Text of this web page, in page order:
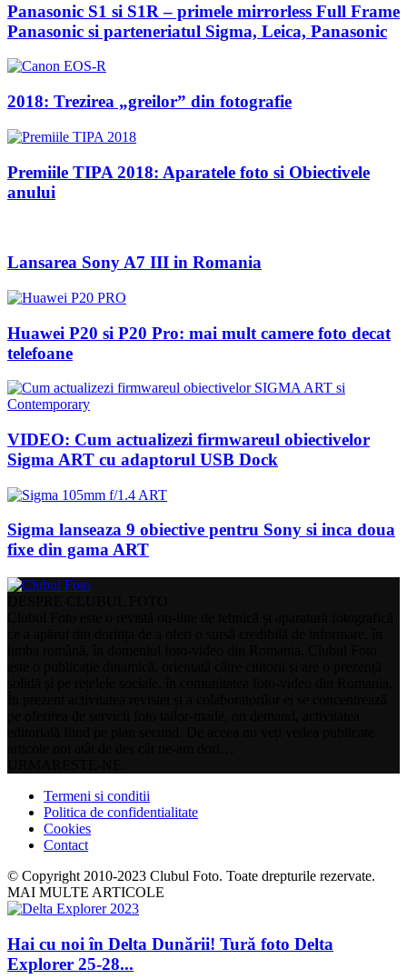
Panasonic S1 si S1R – primele mirrorless Full Frame
Panasonic si parteneriatul Sigma, Leica, Panasonic
2018: Trezirea „greilor” din fotografie
Premiile TIPA 2018: Aparatele foto si Obiectivele
anului
Lansarea Sony A7 III in Romania
Huawei P20 si P20 Pro: mai mult camere foto decat
telefoane
VIDEO: Cum actualizezi firmwareul obiectivelor
Sigma ART cu adaptorul USB Dock
Sigma lanseaza 9 obiective pentru Sony si inca doua
fixe din gama ART
Termeni si conditii
Politica de confidentialitate
Cookies
Contact
© Copyright 2010-2023 Clubul Foto. Toate drepturile rezervate.
MAI MULTE ARTICOLE
Hai cu noi în Delta Dunării! Tură foto Delta
Explorer 25-28...